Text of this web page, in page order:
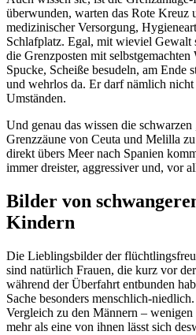
überwunden, warten das Rote Kreuz
medizinischer Versorgung,
Schlafplatz. Egal, mit wieviel Gewalt
die Grenzposten mit
Spucke, Scheiße besudeln, am Ende
und wehrlos da. Er darf nämlich nicht
Umständen.
Und genau das wissen die
Grenzzäune von Ceuta und Melilla
direkt übers Meer nach Spanien
immer dreister, aggressiver und, vor
Bilder von
Kindern
Die Lieblingsbilder der
sind natürlich Frauen, die kurz vor
während der Überfahrt entbunden
Sache besonders menschlich-
Vergleich zu den Männern –
mehr als eine von ihnen lässt sich